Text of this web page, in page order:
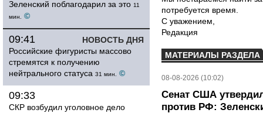
Зеленский поблагодарил за это 11
мин.
©
НОВОСТЬ ДНЯ
09:41
Российские фигуристы массово
стремятся к получению
нейтрального статуса 31 мин. ©
09:33
СКР возбудил уголовное дело
потребуется время.
С уважением,
Редакция
МАТЕРИАЛЫ РАЗДЕЛА
08-08-2026 (10:02)
Сенат США
против РФ: